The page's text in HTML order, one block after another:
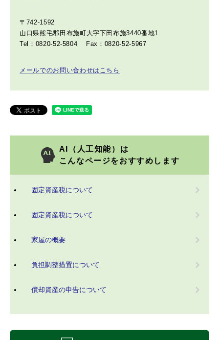
〒742-1592
山口県熊毛郡田布施町大字下田布施3440番地1
Tel：0820-52-5804
Fax：0820-52-5967
メールでのお問い合わせはこちら
AI（人工知能）は
こんなページをおすすめします
固定資産税について
固定資産税について
家屋の概要
負担調整措置について
償却資産の申告について